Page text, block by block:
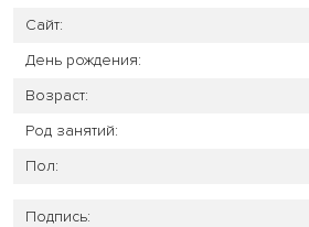
Сайт:
День рождения:
Возраст:
Род занятий:
Пол:
Подпись: